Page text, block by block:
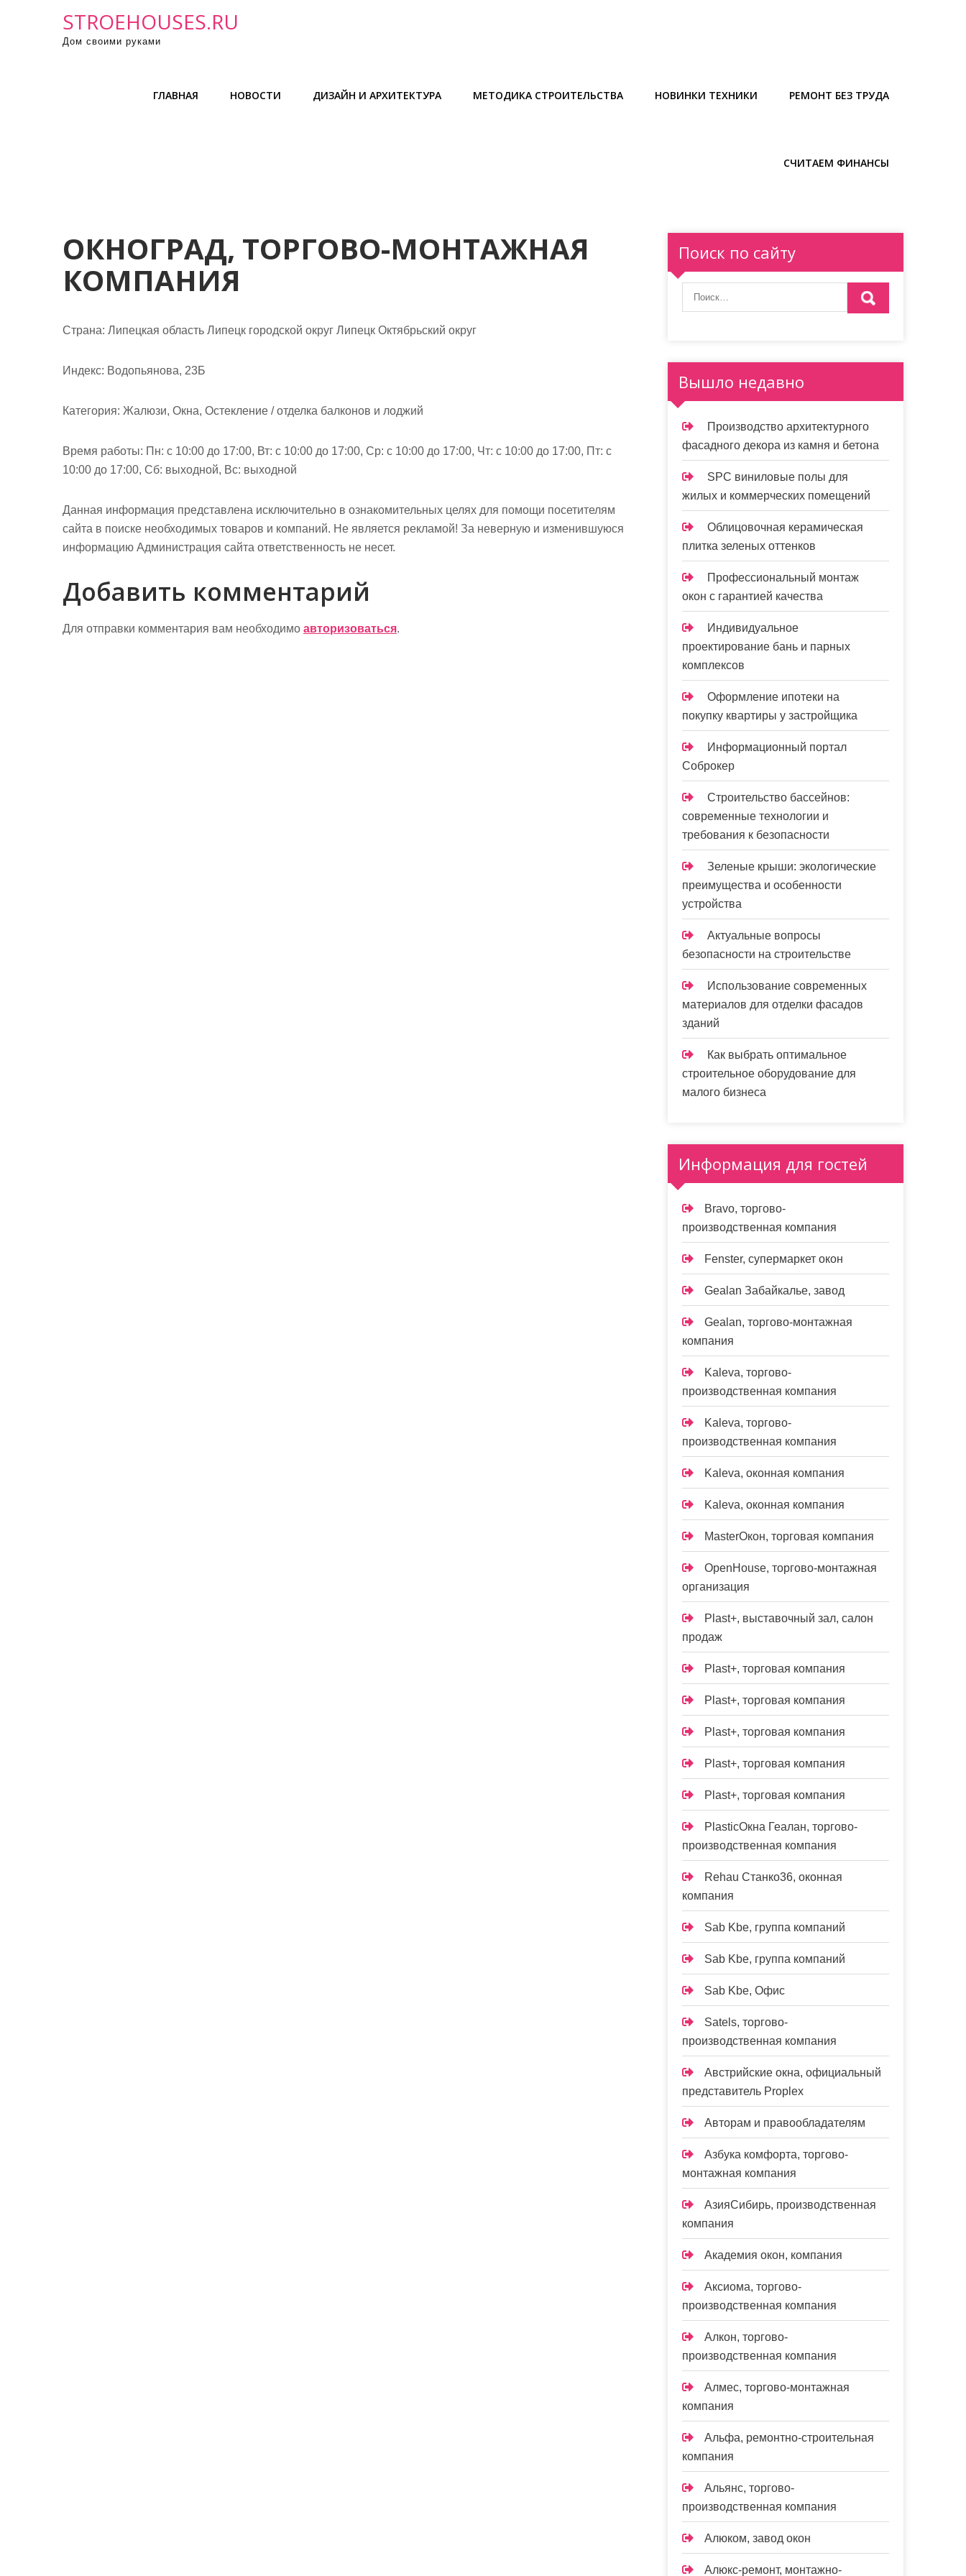
STROEHOUSES.RU
Дом своими руками
ГЛАВНАЯ НОВОСТИ ДИЗАЙН И АРХИТЕКТУРА МЕТОДИКА СТРОИТЕЛЬСТВА НОВИНКИ ТЕХНИКИ РЕМОНТ БЕЗ ТРУДА
СЧИТАЕМ ФИНАНСЫ
ОКНОГРАД, ТОРГОВО-МОНТАЖНАЯ
КОМПАНИЯ
Страна: Липецкая область Липецк городской округ Липецк Октябрьский округ
Индекс: Водопьянова, 23Б
Категория: Жалюзи, Окна, Остекление / отделка балконов и лоджий
Время работы: Пн: с 10:00 до 17:00, Вт: с 10:00 до 17:00, Ср: с 10:00 до 17:00, Чт: с 10:00 до 17:00, Пт: с
10:00 до 17:00, Сб: выходной, Вс: выходной
Данная информация представлена исключительно в ознакомительных целях для помощи посетителям
сайта в поиске необходимых товаров и компаний. Не является рекламой! За неверную и изменившуюся
информацию Администрация сайта ответственность не несет.
Добавить комментарий
Для отправки комментария вам необходимо авторизоваться.
Поиск по сайту
Вышло недавно
Производство архитектурного
фасадного декора из камня и бетона
SPC виниловые полы для
жилых и коммерческих помещений
Облицовочная керамическая
плитка зеленых оттенков
Профессиональный монтаж
окон с гарантией качества
Индивидуальное
проектирование бань и парных
комплексов
Оформление ипотеки на
покупку квартиры у застройщика
Информационный портал
Соброкер
Строительство бассейнов:
современные технологии и
требования к безопасности
Зеленые крыши: экологические
преимущества и особенности
устройства
Актуальные вопросы
безопасности на строительстве
Использование современных
материалов для отделки фасадов
зданий
Как выбрать оптимальное
строительное оборудование для
малого бизнеса
Информация для гостей
Bravo, торгово-
производственная компания
Fenster, супермаркет окон
Gealan Забайкалье, завод
Gealan, торгово-монтажная
компания
Kaleva, торгово-
производственная компания
Kaleva, торгово-
производственная компания
Kalevа, оконная компания
Kalevа, оконная компания
MasterОкон, торговая компания
OpenHouse, торгово-монтажная
организация
Plast+, выставочный зал, салон
продаж
Plast+, торговая компания
Plast+, торговая компания
Plast+, торговая компания
Plast+, торговая компания
Plast+, торговая компания
PlasticОкна Геалан, торгово-
производственная компания
Rehau Станко36, оконная
компания
Sab Kbe, группа компаний
Sab Kbe, группа компаний
Sab Kbe, Офис
Satels, торгово-
производственная компания
Австрийские окна, официальный
представитель Proplex
Авторам и правообладателям
Азбука комфорта, торгово-
монтажная компания
АзияСибирь, производственная
компания
Академия окон, компания
Аксиома, торгово-
производственная компания
Алкон, торгово-
производственная компания
Алмес, торгово-монтажная
компания
Альфа, ремонтно-строительная
компания
Альянс, торгово-
производственная компания
Алюком, завод окон
Алюкс-ремонт, монтажно-